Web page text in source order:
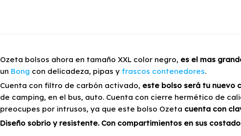
Ozeta bolsos ahora en tamaño XXL color negro, es el mas
un Bong con delicadeza, pipas y frascos contenedores.
Cuenta con filtro de carbón activado, este bolso será tu nuevo
de camping, en el bus, auto. Cuenta con cierre hermético de
preocupes por intrusos, ya que este bolso Ozeta cuenta con
Diseño sobrio y resistente. Con compartimientos en sus